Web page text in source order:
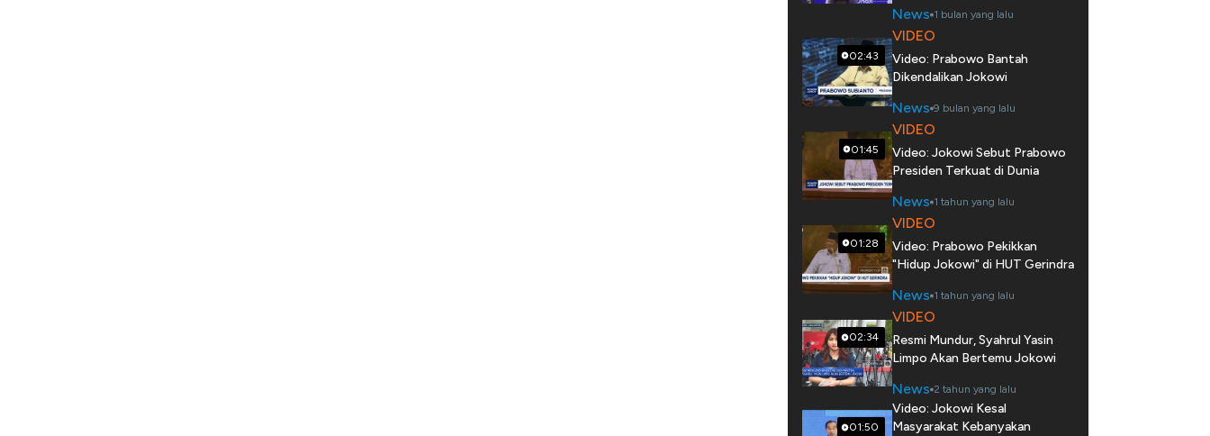
News 1 bulan yang lalu
02:43
VIDEO
Video: Prabowo Bantah
Dikendalikan Jokowi
News 9 bulan yang lalu
01:45
VIDEO
Video: Jokowi Sebut Prabowo
Presiden Terkuat di Dunia
News 1 tahun yang lalu
01:28
VIDEO
Video: Prabowo Pekikkan
"Hidup Jokowi" di HUT Gerindra
News 1 tahun yang lalu
02:34
VIDEO
Resmi Mundur, Syahrul Yasin
Limpo Akan Bertemu Jokowi
News 2 tahun yang lalu
01:50
Video: Jokowi Kesal
Masyarakat Kebanyakan